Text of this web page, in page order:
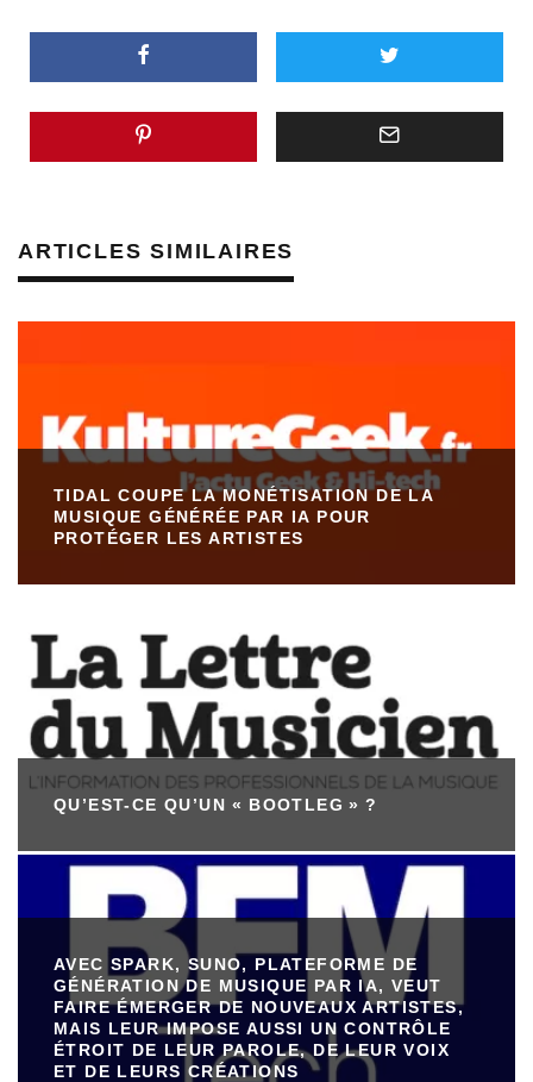
ARTICLES SIMILAIRES
TIDAL COUPE LA MONÉTISATION DE LA
MUSIQUE GÉNÉRÉE PAR IA POUR
PROTÉGER LES ARTISTES
QU’EST-CE QU’UN « BOOTLEG » ?
AVEC SPARK, SUNO, PLATEFORME DE
GÉNÉRATION DE MUSIQUE PAR IA, VEUT
FAIRE ÉMERGER DE NOUVEAUX ARTISTES,
MAIS LEUR IMPOSE AUSSI UN CONTRÔLE
ÉTROIT DE LEUR PAROLE, DE LEUR VOIX
ET DE LEURS CRÉATIONS